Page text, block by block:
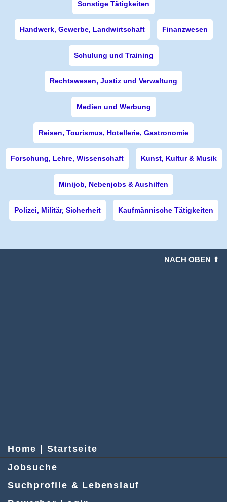
Sonstige Tätigkeiten
Handwerk, Gewerbe, Landwirtschaft Finanzwesen
Schulung und Training
Rechtswesen, Justiz und Verwaltung
Medien und Werbung
Reisen, Tourismus, Hotellerie, Gastronomie
Forschung, Lehre, Wissenschaft Kunst, Kultur & Musik
Minijob, Nebenjobs & Aushilfen
Polizei, Militär, Sicherheit Kaufmännische Tätigkeiten
NACH OBEN ⇑
Home | Startseite
Jobsuche
Suchprofile & Lebenslauf